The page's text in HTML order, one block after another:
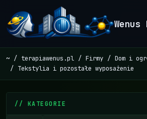
Wenus
~ terapiawenus.pl Firmy
Dom i
Tekstylia i pozostałe wyposażenie
// KATEGORIE